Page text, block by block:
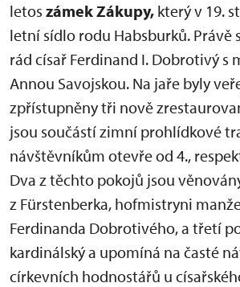
letos zámek Zákupy, který v 19.
letní sídlo rodu Habsburků. Právě
rád císař Ferdinand I. Dobrotivý s
Annou Savojskou. Na jaře byly
zpřístupněny tři nově
jsou součástí zimní prohlídkové
návštěvníkům otevře od 4.,
Dva z těchto pokojů jsou
z Fürstenberka, hofmistryni
Ferdinanda Dobrotivého, a třetí
kardinálský a upomíná na časté
církevních hodnostářů u